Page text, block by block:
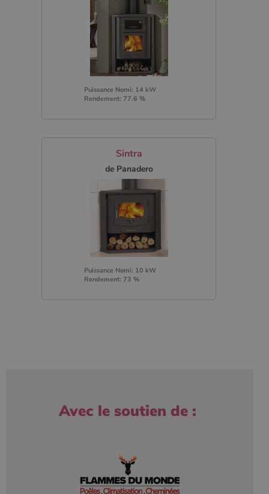
Puissance Nomi: 14 kW
Rendement: 77.6 %
Sintra
de Panadero
Puissance Nomi: 10 kW
Rendement: 73 %
Avec le soutien de :